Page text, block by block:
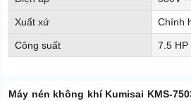
Xuất xứ Chính
Công suất 7.5 HP
Máy nén không khí Kumisai KMS-